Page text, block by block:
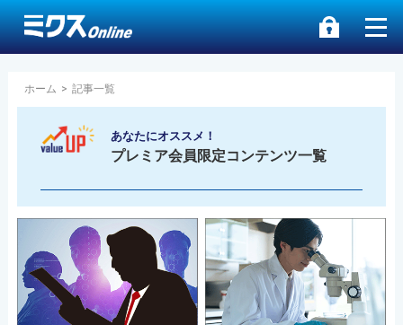
ホーム > 記事一覧
あなたにオススメ！
プレミア会員限定コンテンツ一覧